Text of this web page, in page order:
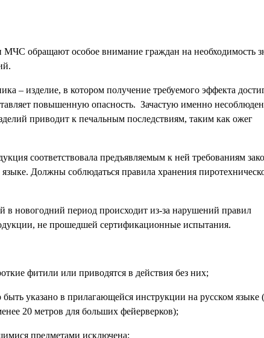
обращают особое внимание граждан на необходимость
– изделие, в котором получение требуемого эффекта
повышенную опасность. Зачастую именно
приводит к печальным последствиям, таким как ожег
соответствовала предъявляемым к ней требованиям
Должны соблюдаться правила хранения
в новогодний период происходит из-за нарушений правил
не прошедшей сертификационные испытания.
фитили или приводятся в действия без них;
указано в прилагающейся инструкции на русском языке
20 метров для больших фейерверков);
предметами исключена;